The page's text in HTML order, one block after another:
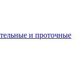
и проточные